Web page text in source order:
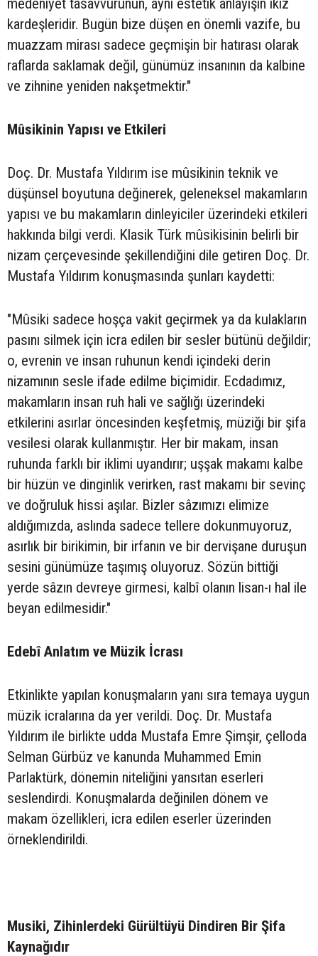
medeniyet tasavvurunun, aynı estetik anlayışın ikiz
kardeşleridir. Bugün bize düşen en önemli vazife, bu
muazzam mirası sadece geçmişin bir hatırası olarak
raflarda saklamak değil, günümüz insanının da kalbine
ve zihnine yeniden nakşetmektir."
Mûsikinin Yapısı ve Etkileri
Doç. Dr. Mustafa Yıldırım ise mûsikinin teknik ve
düşünsel boyutuna değinerek, geleneksel makamların
yapısı ve bu makamların dinleyiciler üzerindeki etkileri
hakkında bilgi verdi. Klasik Türk mûsikisinin belirli bir
nizam çerçevesinde şekillendiğini dile getiren Doç. Dr.
Mustafa Yıldırım konuşmasında şunları kaydetti:
"Mûsiki sadece hoşça vakit geçirmek ya da kulakların
pasını silmek için icra edilen bir sesler bütünü değildir;
o, evrenin ve insan ruhunun kendi içindeki derin
nizamının sesle ifade edilme biçimidir. Ecdadımız,
makamların insan ruh hali ve sağlığı üzerindeki
etkilerini asırlar öncesinden keşfetmiş, müziği bir şifa
vesilesi olarak kullanmıştır. Her bir makam, insan
ruhunda farklı bir iklimi uyandırır; uşşak makamı kalbe
bir hüzün ve dinginlik verirken, rast makamı bir sevinç
ve doğruluk hissi aşılar. Bizler sâzımızı elimize
aldığımızda, aslında sadece tellere dokunmuyoruz,
asırlık bir birikimin, bir irfanın ve bir dervişane duruşun
sesini günümüze taşımış oluyoruz. Sözün bittiği
yerde sâzın devreye girmesi, kalbî olanın lisan-ı hal ile
beyan edilmesidir."
Edebî Anlatım ve Müzik İcrası
Etkinlikte yapılan konuşmaların yanı sıra temaya uygun
müzik icralarına da yer verildi. Doç. Dr. Mustafa
Yıldırım ile birlikte udda Mustafa Emre Şimşir, çelloda
Selman Gürbüz ve kanunda Muhammed Emin
Parlaktürk, dönemin niteliğini yansıtan eserleri
seslendirdi. Konuşmalarda değinilen dönem ve
makam özellikleri, icra edilen eserler üzerinden
örneklendirildi.
Musiki, Zihinlerdeki Gürültüyü Dindiren Bir Şifa
Kaynağıdır